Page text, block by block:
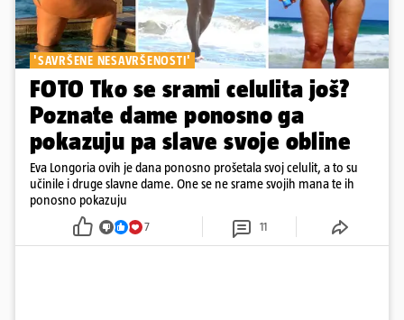
'SAVRŠENE NESAVRŠENOSTI'
FOTO Tko se srami celulita još?
Poznate dame ponosno ga
pokazuju pa slave svoje obline
Eva Longoria ovih je dana ponosno prošetala svoj celulit, a to su
učinile i druge slavne dame. One se ne srame svojih mana te ih
ponosno pokazuju
7 11